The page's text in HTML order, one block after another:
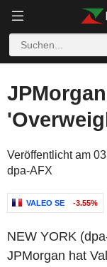
Veröffentlicht am
dpa-AFX
VALEO SE -3.55%
NEW YORK
JPMorgan hat